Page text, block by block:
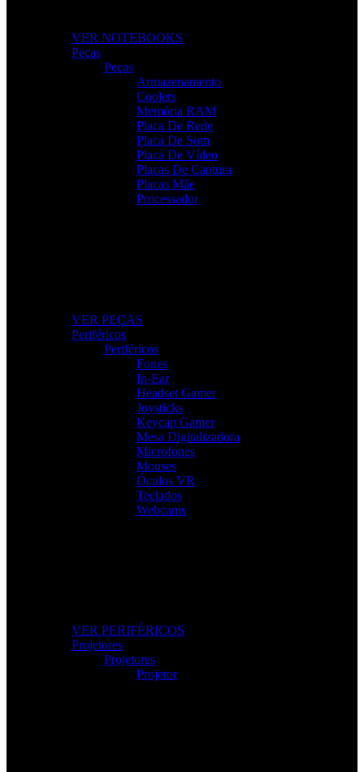
VER NOTEBOOKS
Peças
Peças
Armazenamento
Coolers
Memória RAM
Placa De Rede
Placa De Som
Placa De Vídeo
Placas De Captura
Placas Mãe
Processador
VER PEÇAS
Periféricos
Periféricos
Fones
In-Ear
Headset Gamer
Joysticks
Keycap Gamer
Mesa Digitalizadora
Microfones
Mouses
Óculos VR
Teclados
Webcams
VER PERIFÉRICOS
Projetores
Projetores
Projetor